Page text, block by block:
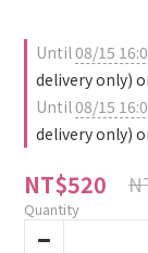
Until08/15
delivery only)
Until08/15
delivery only)
NT$520
Quantity